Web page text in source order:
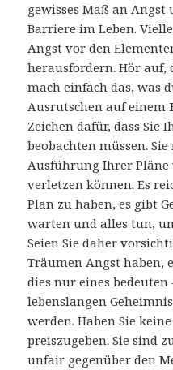
gewisses Maß an
Barriere im Leben.
Angst vor den
herausfordern. Hör auf,
mach einfach das, was
Ausrutschen auf einem
Zeichen dafür, dass Sie
beobachten müssen.
Ausführung Ihrer Pläne
verletzen können. Es
Plan zu haben, es gibt
warten und alles tun,
Seien Sie daher
Träumen Angst haben,
dies nur eines
lebenslangen
werden. Haben Sie
preiszugeben. Sie sind
unfair gegenüber den